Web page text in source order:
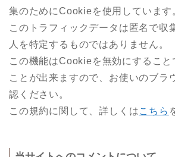
集のためにCookieを使用しています
このトラフィックデータは匿名で収
人を特定するものではありません。
この機能はCookieを無効にすること
ことが出来ますので、お使いのブラ
認ください。
この規約に関して、詳しくはこちら